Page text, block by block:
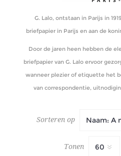
G. Lalo, ontstaan ​​in Parijs in
briefpapier in Parijs en aan de
Door de jaren heen hebben de
briefpapier van G. Lalo ervoor
wanneer plezier of etiquette het
van correspondentie,
Sorteren op
Tonen